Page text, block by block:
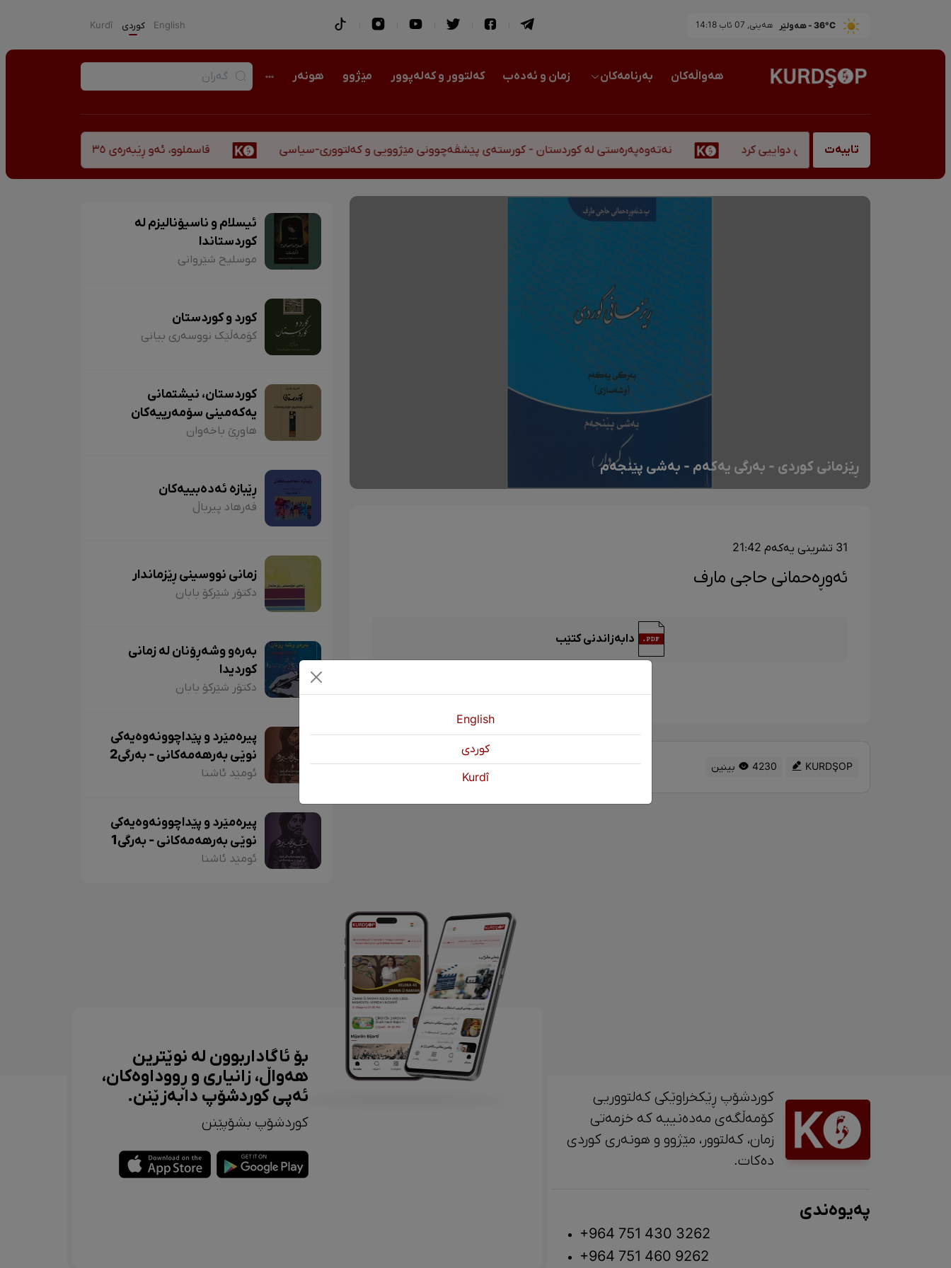
36°C - هەولێر ھەینی, 07 ئاب 14:18 English كوردی Kurdî
هەواڵەکان بەرنامەکان زمان و ئەدەب کەلتوور و کەلەپوور مێژوو هونەر
تایبەت
"قادر سۆفیانی" کۆچی دواییی کرد نەتەوەپەرەستی لە کوردستان - کورستەی پێشڤەچوونی مێژوویی و کەلتووری-سیاسی قاسملوو، ئەو ڕێبەرەی ٣٥ ساڵ پاش شەهید بوونیشی ڕێبازەکەی هەر زیندووە
ڕێزمانی کوردی - بەرگی یەکەم - بەشی پێنجەم
31 تشرینی یەکەم 21:42
ئەوڕەحمانی حاجی مارف
دابەزاندنی کتێب
KURDŞOP 4230 بینین
ئیسلام و ناسیۆنالیزم لە
کوردستاندا
موسلیح شێروانی
کورد و کوردستان
کۆمەڵێک نووسەری بیانی
کوردستان، نیشتمانی
یەکەمینی سۆمەرییەکان
هاوڕێ باخەوان
ڕێبازە ئەدەبییەکان
فەرهاد پیرباڵ
زمانی نووسینی ڕێزماندار
دکتۆر شێرکۆ بابان
بەرەو وشەڕۆنان لە زمانی
کوردیدا
دکتۆر شێرکۆ بابان
پیرەمێرد و پێداچوونەوەیەکی
نوێی بەرهەمەکانی - بەرگی2
ئومێد ئاشنا
پیرەمێرد و پێداچوونەوەیەکی
نوێی بەرهەمەکانی - بەرگی1
ئومێد ئاشنا
کوردشۆپ ڕێکخراوێکی کەلتووریی
کۆمەڵگەی مەدەنییە کە خزمەتی
زمان، کەلتوور، مێژوو و ‎هونەری کوردی
دەکات.
پەیوەندی
+964 751 430 3262
+964 751 460 9262
بۆ ئاگاداربوون لە نوێترین
هەواڵ، زانیاری و ڕووداوەکان،
ئەپی کوردشۆپ دابەزێنن.
کوردشۆپ بشۆپێنن
English
كوردی
Kurdî